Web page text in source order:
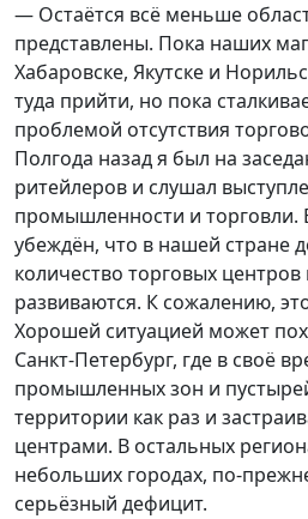
— Остаётся всё меньше
представлены. Пока наших
Хабаровске, Якутске и
туда прийти, но пока
проблемой отсутствия
Полгода назад я был на
ритейлеров и слушал
промышленности и торговли.
убеждён, что в нашей стране
количество торговых
развиваются. К сожалению,
Хорошей ситуацией может
Санкт-Петербург, где в своё
промышленных зон и
территории как раз и
центрами. В остальных
небольших городах, по-
серьёзный дефицит.